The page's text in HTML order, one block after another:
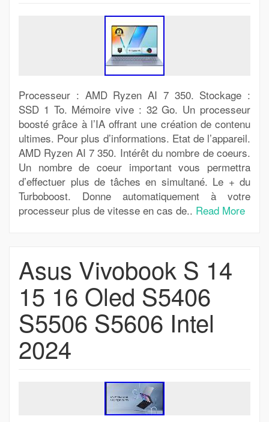
Processeur : AMD Ryzen AI 7 350. Stockage :
SSD 1 To. Mémoire vive : 32 Go. Un processeur
boosté grâce à l’IA offrant une création de contenu
ultimes. Pour plus d’informations. Etat de l’appareil.
AMD Ryzen AI 7 350. Intérêt du nombre de coeurs.
Un nombre de coeur important vous permettra
d’effectuer plus de tâches en simultané. Le + du
Turboboost. Donne automatiquement à votre
processeur plus de vitesse en cas de.. Read More
Asus Vivobook S 14
15 16 Oled S5406
S5506 S5606 Intel
2024